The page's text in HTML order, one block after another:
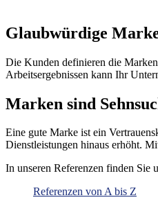
Glaubwürdige
Die Kunden definieren die
Arbeitsergebnissen kann Ihr
Marken sind
Eine gute Marke ist ein
Dienstleistungen hinaus erhöht.
In unseren Referenzen finden Sie
Referenzen von A bis Z